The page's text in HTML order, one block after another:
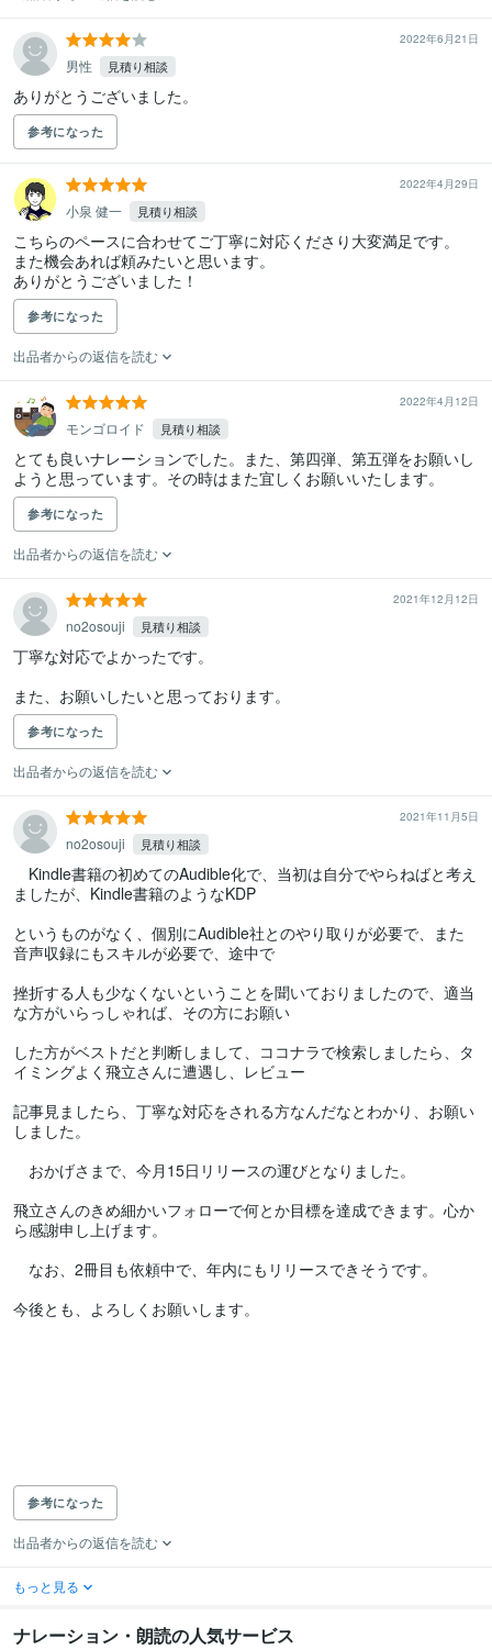
2022年6月21日
男性 見積り相談
参考になった
2022年4月29日
小泉 健一 見積り相談
こちらのペースに合わせてご丁寧に対応くださり大変満足です。
また機会あれば頼みたいと思います。
ありがとうございました！
参考になった
出品者からの返信を読む
2022年4月12日
モンゴロイド 見積り相談
とても良いナレーションでした。また、第四弾、第五弾をお願いし
ようと思っています。その時はまた宜しくお願いいたします。
参考になった
出品者からの返信を読む
2021年12月12日
no2osouji 見積り相談
丁寧な対応でよかったです。
参考になった
出品者からの返信を読む
2021年11月5日
no2osouji 見積り相談
Kindle書籍の初めてのAudible化で、当初は自分でやらねばと考え
ましたが、Kindle書籍のようなKDP
というものがなく、個別にAudible社とのやり取りが必要で、また
音声収録にもスキルが必要で、途中で
挫折する人も少なくないということを聞いておりましたので、適当
な方がいらっしゃれば、その方にお願い
した方がベストだと判断しまして、ココナラで検索しましたら、タ
イミングよく飛立さんに遭遇し、レビュー
記事見ましたら、丁寧な対応をされる方なんだなとわかり、お願い
しました。
おかげさまで、今月15日リリースの運びとなりました。
飛立さんのきめ細かいフォローで何とか目標を達成できます。心か
ら感謝申し上げます。
なお、2冊目も依頼中で、年内にもリリースできそうです。
今後とも、よろしくお願いします。
参考になった
出品者からの返信を読む
もっと見る
ナレーション・朗読の人気サービス